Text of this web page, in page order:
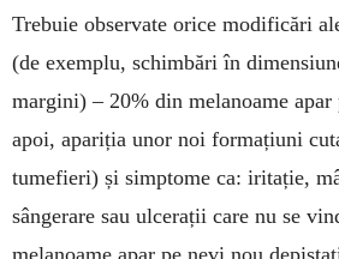
Trebuie observate orice modificări
(de exemplu, schimbări în
margini) – 20% din melanoame
apoi, apariția unor noi formațiuni
tumefieri) și simptome ca: iritație,
sângerare sau ulcerații care nu se